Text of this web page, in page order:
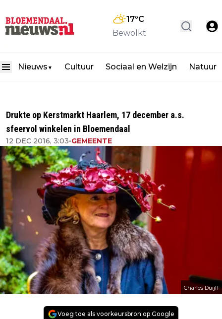
17°C
Bewolkt
Nieuws ▼ Cultuur Sociaal en Welzijn Natuur
Drukte op Kerstmarkt Haarlem, 17 december a.s.
sfeervol winkelen in Bloemendaal
12 DEC 2016, 3:03•GEMEENTE
Charles Duijff
Voeg toe als voorkeursbron op Google